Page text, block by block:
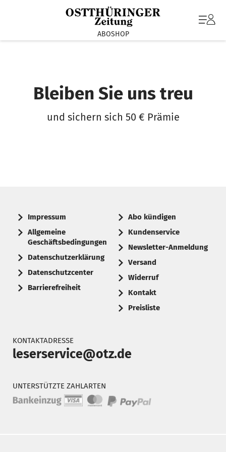
ABOSHOP
Bleiben Sie uns treu
und sichern sich 50 € Prämie
Impressum
Allgemeine
Geschäftsbedingungen
Datenschutzerklärung
Datenschutzcenter
Barrierefreiheit
Abo kündigen
Kundenservice
Newsletter-Anmeldung
Versand
Widerruf
Kontakt
Preisliste
KONTAKTADRESSE
leserservice@otz.de
UNTERSTÜTZTE ZAHLARTEN